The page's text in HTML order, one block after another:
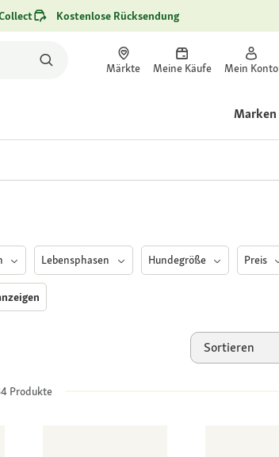
Kostenlose Rücksendung
Märkte Meine Käufe Mein Konto
Marken
Lebensphasen Hundegröße Preis
Sortieren
Produkte